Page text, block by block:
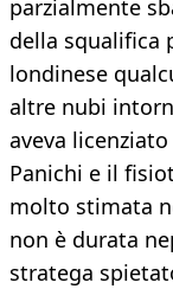
parzialmente
della squalifica
londinese
altre nubi
aveva
Panichi e il
molto stimata
non è durata
stratega